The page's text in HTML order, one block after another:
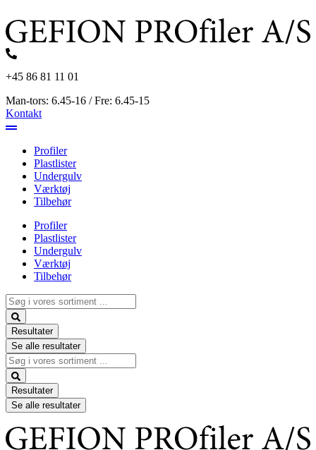
til
indhold
+45 86 81 11 01
Man-tors: 6.45-16 / Fre: 6.45-15
Kontakt
Profiler
Plastlister
Undergulv
Værktøj
Tilbehør
Profiler
Plastlister
Undergulv
Værktøj
Tilbehør
Search
...
Resultater
Se alle resultater
Search
...
Resultater
Se alle resultater